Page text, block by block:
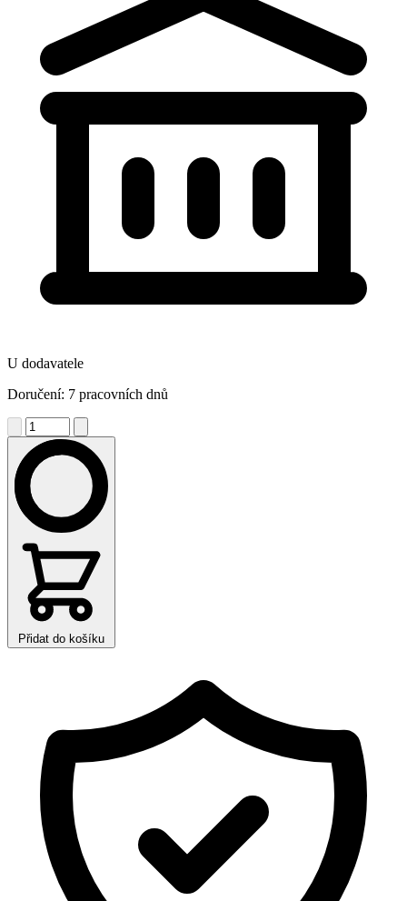
U dodavatele
Doručení: 7 pracovních dnů
Přidat do košíku